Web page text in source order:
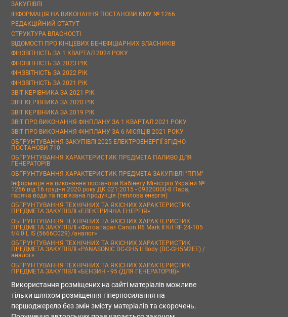
ЗАКУПІВЛІ
ІНФОРМАЦІЯ НА ВИКОНАННЯ ПОСТАНОВИ КМУ № 1266
РЕДАКЦІЙНИЙ СТАТУТ
СТРУКТУРА ВЛАСНОСТІ
ВІДОМОСТІ ПРО КІНЦЕВИХ БЕНЕФІЦІАРНИХ ВЛАСНИКІВ
ФІНЗВІТНІСТЬ ЗА 1 КВАРТАЛ 2024 РОКУ
ФІНЗВІТНІСТЬ ЗА 2023 РІК
ФІНЗВІТНІСТЬ ЗА 2022 РІК
ФІНЗВІТНІСТЬ ЗА 2021 РІК
ЗВІТ КЕРІВНИКА ЗА 2021 РІК
ЗВІТ КЕРІВНИКА ЗА 2020 РІК
ЗВІТ КЕРІВНИКА ЗА 2019 РІК
ЗВІТ ПРО ВИКОНАННЯ ФІНПЛАНУ ЗА 1 КВАРТАЛ 2021 РОКУ
ЗВІТ ПРО ВИКОНАННЯ ФІНПЛАНУ ЗА 6 МІСЯЦІВ 2021 РОКУ
ОБҐРУНТУВАННЯ ЗАКУПІВЛІ 2025 ЕЛЕКТРОЕНЕРГІЇ ЗГІДНО
ПОСТАНОВИ 710
ОБҐРУНТУВАННЯ ХАРАКТЕРИСТИК ПРЕДМЕТА ПАЛИВО ДЛЯ
ГЕНЕРАТОРІВ
ОБҐРУНТУВАННЯ ХАРАКТЕРИСТИК ПРЕДМЕТА ЗАКУПІВЛІ "ППМ"
Інформація на виконання постанови Кабінету Міністрів України №
1266 від 16 грудня 2020 року ДК 021:2015 - 09320000-8 Пара,
гаряча вода та пов’язана продукція (теплова енергія)
ОБҐРУНТУВАННЯ ТЕХНІЧНИХ ТА ЯКІСНИХ ХАРАКТЕРИСТИК
ПРЕДМЕТА ЗАКУПІВЛІ «ЕЛЕКТРИЧНА ЕНЕРГІЯ»
ОБҐРУНТУВАННЯ ТЕХНІЧНИХ ТА ЯКІСНИХ ХАРАКТЕРИСТИК
ПРЕДМЕТА ЗАКУПІВЛІ «Фотоапарат Canon R6 Mark II Kit RF 24-105
f/4.0 L IS (5666C029) /аналог»
ОБҐРУНТУВАННЯ ТЕХНІЧНИХ ТА ЯКІСНИХ ХАРАКТЕРИСТИК
ПРЕДМЕТА ЗАКУПІВЛІ «PANASONIC DC-GH5 II Body (DC-GH5M2EE) /
аналог»
ОБҐРУНТУВАННЯ ТЕХНІЧНИХ ТА ЯКІСНИХ ХАРАКТЕРИСТИК
ПРЕДМЕТА ЗАКУПІВЛІ «БЕНЗИН - 95 (ДЛЯ ГЕНЕРАТОРІВ)»
Використання розміщених на сайті матеріалів можливе
тільки шляхом розміщення гіперпосилання на
першоджерело без змін змісту матеріалів та скорочень.